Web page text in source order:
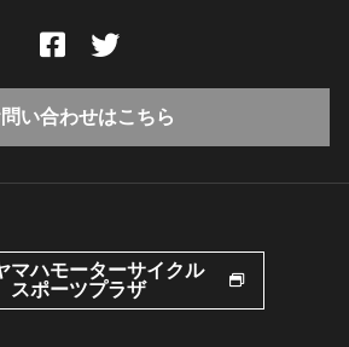
い合わせはこちら
マハモーターサイクル
スポーツプラザ